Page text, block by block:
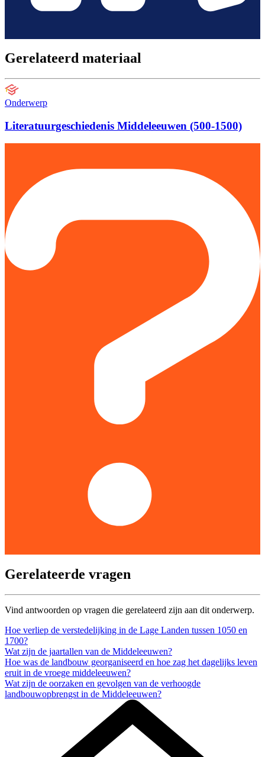
Gerelateerd materiaal
Onderwerp
Literatuurgeschiedenis Middeleeuwen (500-1500)
Gerelateerde vragen
Vind antwoorden op vragen die gerelateerd zijn aan dit onderwerp.
Hoe verliep de verstedelijking in de Lage Landen tussen 1050 en
1700?
Wat zijn de jaartallen van de Middeleeuwen?
Hoe was de landbouw georganiseerd en hoe zag het dagelijks leven
eruit in de vroege middeleeuwen?
Wat zijn de oorzaken en gevolgen van de verhoogde
landbouwopbrengst in de Middeleeuwen?